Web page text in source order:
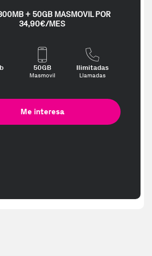
+ 50GB MASMOVIL POR
34,90€/MES
50GB
Masmovil
Ilimitadas
Llamadas
Me interesa